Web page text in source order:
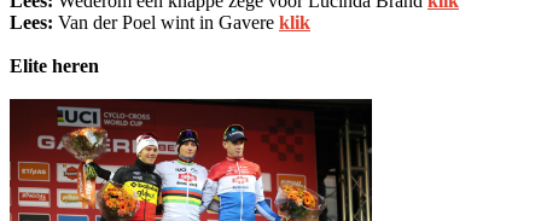
Lees: Van der Poel wint in Gavere klik
Elite heren